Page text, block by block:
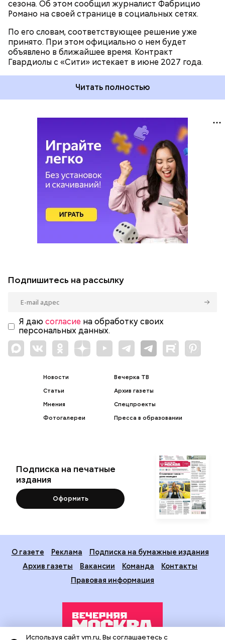
сезона. Об этом сообщил журналист Фабрицио
Романо на своей странице в социальных сетях.
По его словам, соответствующее решение уже
принято. При этом официально о нем будет
объявлено в ближайшее время. Контракт
Гвардиолы с «Сити» истекает в июне 2027 года.
Читать полностью
Подпишитесь на рассылку
Я даю согласие на обработку своих
персональных данных.
Новости
Статьи
Мнения
Фотогалереи
Вечерка ТВ
Архив газеты
Спецпроекты
Пресса в образовании
Подписка на печатные
издания
Оформить
О газете Реклама
Подписка на бумажные издания
Архив газеты
Вакансии Команда
Контакты
Правовая информация
Используя сайт vm.ru, Вы соглашаетесь с